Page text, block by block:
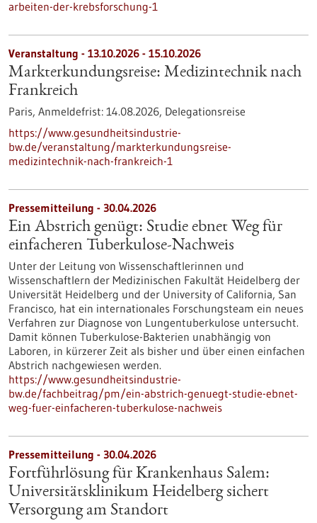
arbeiten-der-krebsforschung-1
Veranstaltung - 13.10.2026 - 15.10.2026
Markterkundungsreise: Medizintechnik nach
Frankreich
Paris, Anmeldefrist: 14.08.2026, Delegationsreise
https://www.gesundheitsindustrie-
bw.de/veranstaltung/markterkundungsreise-
medizintechnik-nach-frankreich-1
Pressemitteilung - 30.04.2026
Ein Abstrich genügt: Studie ebnet Weg für
einfacheren Tuberkulose-Nachweis
Unter der Leitung von Wissenschaftlerinnen und
Wissenschaftlern der Medizinischen Fakultät Heidelberg der
Universität Heidelberg und der University of California, San
Francisco, hat ein internationales Forschungsteam ein neues
Verfahren zur Diagnose von Lungentuberkulose untersucht.
Damit können Tuberkulose-Bakterien unabhängig von
Laboren, in kürzerer Zeit als bisher und über einen einfachen
Abstrich nachgewiesen werden.
https://www.gesundheitsindustrie-
bw.de/fachbeitrag/pm/ein-abstrich-genuegt-studie-ebnet-
weg-fuer-einfacheren-tuberkulose-nachweis
Pressemitteilung - 30.04.2026
Fortführlösung für Krankenhaus Salem:
Universitätsklinikum Heidelberg sichert
Versorgung am Standort